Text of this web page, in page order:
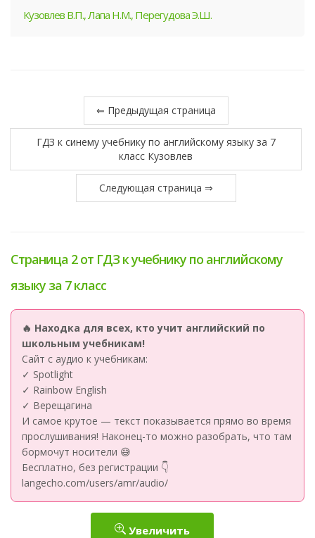
Кузовлев В.П., Лапа Н.М., Перегудова Э.Ш.
⇐ Предыдущая страница
ГДЗ к синему учебнику по английскому языку за 7
класс Кузовлев
Следующая страница ⇒
Страница 2 от ГДЗ к учебнику по английскому
языку за 7 класс
🔥 Находка для всех, кто учит английский по
школьным учебникам!
Сайт с аудио к учебникам:
✓ Spotlight
✓ Rainbow English
✓ Верещагина
И самое крутое — текст показывается прямо во время
прослушивания! Наконец-то можно разобрать, что там
бормочут носители 😅
Бесплатно, без регистрации 👇
langecho.com/users/amr/audio/
Увеличить